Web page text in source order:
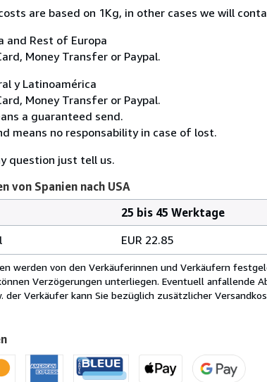
are based on 1Kg, in other cases we will
and Rest of Europa
Money Transfer or Paypal.
y Latinoamérica
Money Transfer or Paypal.
a guaranteed send.
means no responsability in case of lost.
question just tell us.
von Spanien nach USA
25 bis 45 Werktage
EUR 22.85
werden von den Verkäuferinnen und Verkäufern
Verzögerungen unterliegen. Eventuell anfallende
der Verkäufer kann Sie bezüglich zusätzlicher